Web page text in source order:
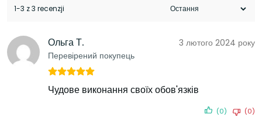
1-3 z 3 recenzji
Ольга Т.
Перевірений покупець
3 лютого 2024 року
Чудове виконання своїх обов'язків
(0) (0)